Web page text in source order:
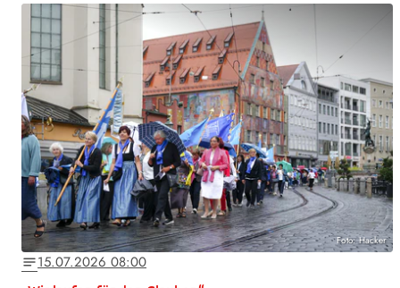
Foto: Hacker
notes15.07.2026 08:00